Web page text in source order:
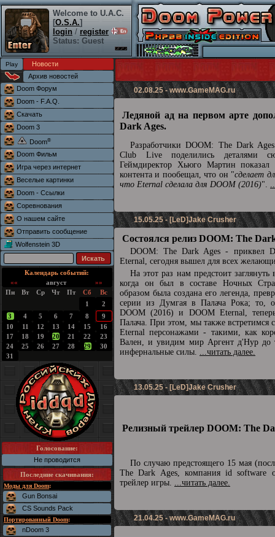
Welcome to U.A.C.
[O.S.A.]
login / register
Status: Guest
Новости
Архив новостей
Doom Форум
Doom - F.A.Q.
Скачать
Doom 3
Doom®
Doom Фильм
Игра через интернет
Веселые картинки
Doom - Ссылки
Соревнования
О нашем сайте
Отправить сообщение
Wolfenstein 3D
Календарь событий:
««
август
»»
Пн
Вт Ср Чт Пт Сб
Вс
1
2
3
4 5 6 7 8
9
10
11 12 13 14 15
16
17
18 19 20 21 22
23
24
25 26 27 28 29
30
31
Голосование:
Не проводится
Последние скачивания:
Моды для Doom:
Gun Bonsai
CS Sounds Pack
Портированный Doom:
nDoom 3
02.08.25 -www.GameMAG.ru
Ледяной ад на первом арте
Dark Ages.
Разработчики DOOM: The Dark
Club Live поделились деталями
Геймдиректор Хьюго Мартин показал
контента и пообещал, что он "сделает
что Eternal сделала для DOOM (2016)".
15.05.25 - [LeD]Jake Crusher
Состоялся релиз DOOM: The
DOOM: The Dark Ages - приквел
Eternal, сегодня вышел для всех
На этот раз нам предстоит
когда он был в составе Ночных
образом была создана его легенда,
серии из Думгая в Палача Рока; то, о
DOOM (2016) и DOOM Eternal,
Палача. При этом, мы также встретимся
Eternal персонажами - такими, как
Вален, и увидим мир Аргент д'Нур до
инфернальные силы. ...читать далее.
13.05.25 - [LeD]Jake Crusher
Релизный трейлер DOOM: The
По случаю предстоящего 15 мая
The Dark Ages, компания id software
трейлер игры. ...читать далее.
21.04.25 -www.GameMAG.ru